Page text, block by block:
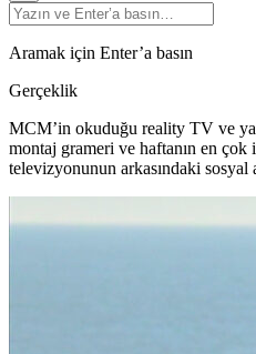
Aramak için Enter’a basın
Gerçeklik
MCM’in okuduğu reality TV ve
montaj grameri ve haftanın en çok
televizyonunun arkasındaki sosyal